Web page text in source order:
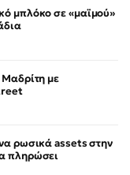
μπλόκο σε «μαϊμού»
Μαδρίτη με
ρωσικά assets στην
πληρώσει